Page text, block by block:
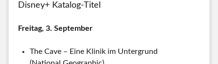
Disney+ Katalog-Titel
Freitag, 3. September
The Cave – Eine Klinik im Untergrund